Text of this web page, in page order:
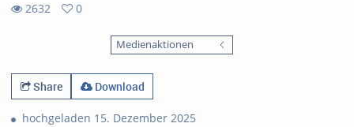
2632
0
Medienaktionen
Share Download
hochgeladen 15. Dezember 2025